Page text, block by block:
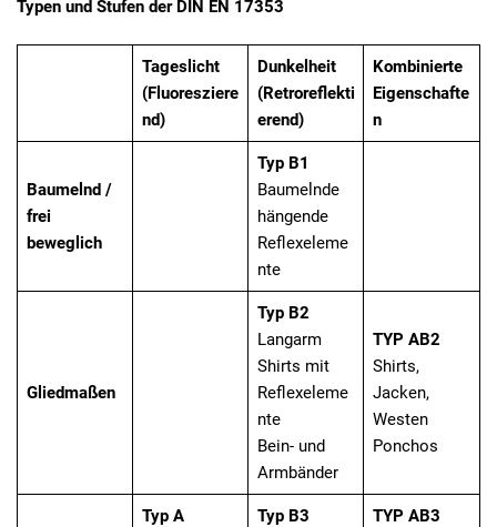
Typen und Stufen der DIN EN 17353
Tageslicht
(Fluoresziere
nd)
Dunkelheit
(Retroreflekti
erend)
Kombinierte
Eigenschafte
n
Baumelnd /
frei
beweglich
Typ B1
Baumelnde
hängende
Reflexeleme
nte
Gliedmaßen
Typ B2
Langarm
Shirts mit
Reflexeleme
nte
Bein- und
Armbänder
TYP AB2
Shirts,
Jacken,
Westen
Ponchos
Typ A
Typ B3
TYP AB3